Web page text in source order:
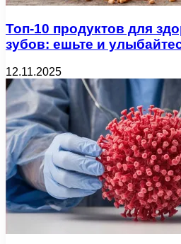
Топ-10 продуктов для
зубов: ешьте и
12.11.2025